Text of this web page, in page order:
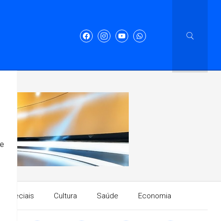
Especiais Cultura Saúde Economia